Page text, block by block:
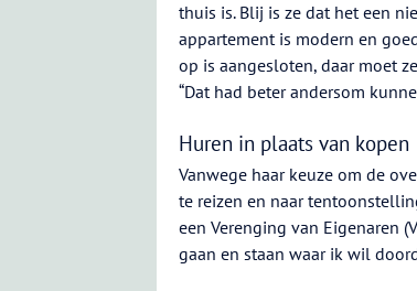
thuis is. Blij is ze dat het een
appartement is modern en
op is aangesloten, daar moet
“Dat had beter andersom
Huren in plaats van kopen
Vanwege haar keuze om de
te reizen en naar
een Verenging van Eigenaren
gaan en staan waar ik wil